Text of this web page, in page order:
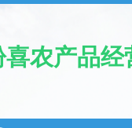
农产品经